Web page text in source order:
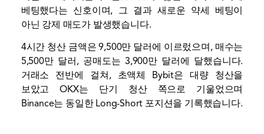
베팅했다는 신호이며, 그 결과 새로운 약세 베팅이
아닌 강제 매도가 발생했습니다.
4시간 청산 금액은 9,500만 달러에 이르렀으며, 매수는
5,500만 달러, 공매도는 3,900만 달러에 달했습니다.
거래소 전반에 걸쳐, 초액체
Bybit은 대량 청산을
보았고 OKX는 단기 청산 쪽으로 기울었으며
Binance는 동일한 Long-Short 포지션을 기록했습니다.